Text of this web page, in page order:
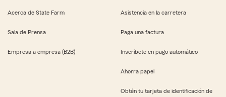
Acerca de State Farm
Sala de Prensa
Empresa a empresa (B2B)
Asistencia en la carretera
Paga una factura
Inscríbete en pago automático
Ahorra papel
Obtén tu tarjeta de identificación de